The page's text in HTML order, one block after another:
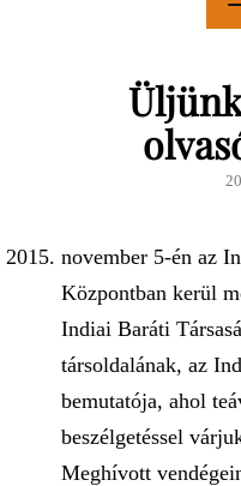
november 5-én az
Központban kerül
Indiai Baráti
társoldalának, az
bemutatója, ahol
beszélgetéssel
Meghívott